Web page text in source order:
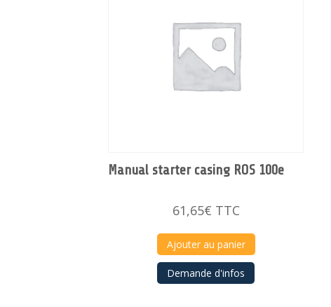
Manual starter casing ROS 100e
61,65€ TTC
Ajouter au panier
Demande d'infos